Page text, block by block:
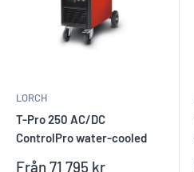
LORCH
T-Pro 250 AC/DC
ControlPro water-cooled
Reapris
Från 71 795 kr